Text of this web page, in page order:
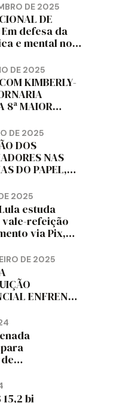
DE 2025
DE
e mental no
sindical.
DE 2025
KIMBERLY-
8ª MAIOR
DO MUNDO,
DE 2025
DOS
NAS
DO PAPEL,
ARTEFATOS
ESTADO DO
PR
2025
estuda
refeição
via Pix,
DE 2025
ENFRENTA
bi